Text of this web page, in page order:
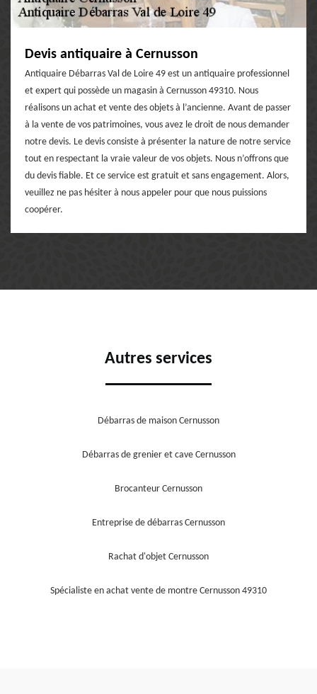
Devis antiquaire à Cernusson
Antiquaire Débarras Val de Loire 49 est un antiquaire professionnel
et expert qui possède un magasin à Cernusson 49310. Nous
réalisons un achat et vente des objets à l’ancienne. Avant de passer
à la vente de vos patrimoines, vous avez le droit de nous demander
notre devis. Le devis consiste à présenter la nature de notre service
tout en respectant la vraie valeur de vos objets. Nous n’offrons que
du devis fiable. Et ce service est gratuit et sans engagement. Alors,
veuillez ne pas hésiter à nous appeler pour que nous puissions
coopérer.
Autres services
Débarras de maison Cernusson
Débarras de grenier et cave Cernusson
Brocanteur Cernusson
Entreprise de débarras Cernusson
Rachat d'objet Cernusson
Spécialiste en achat vente de montre Cernusson 49310